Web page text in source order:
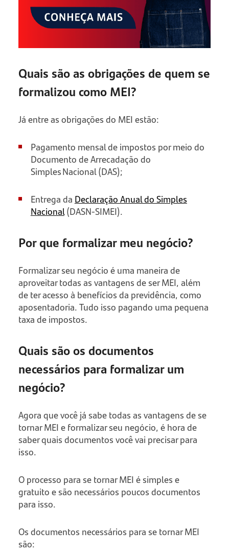
Quais são as obrigações de quem se
formalizou como MEI?
Já entre as obrigações do MEI estão:
Pagamento mensal de impostos por meio do
Documento de Arrecadação do
Simples Nacional (DAS);
Entrega da Declaração Anual do Simples
Nacional(DASN-SIMEI).
Por que formalizar meu negócio?
Formalizar seu negócio é uma maneira de
aproveitar todas as vantagens de ser MEI, além
de ter acesso à benefícios da previdência, como
aposentadoria. Tudo isso pagando uma pequena
taxa de impostos.
Quais são os documentos
necessários para formalizar um
negócio?
Agora que você já sabe todas as vantagens de se
tornar MEI e formalizar seu negócio, é hora de
saber quais documentos você vai precisar para
isso.
O processo para se tornar MEI é simples e
gratuito e são necessários poucos documentos
para isso.
Os documentos necessários para se tornar MEI
são: